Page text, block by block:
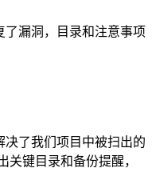
漏洞，目录和注意事项
了我们项目中被扫出的
关键目录和备份提醒，